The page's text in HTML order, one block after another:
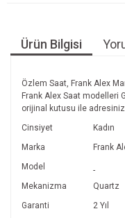
Ürün Bilgisi
Özlem Saat, Frank Alex
Frank Alex Saat modelleri
orijinal kutusu ile
Cinsiyet
Kadın
Marka
Frank
Model
-
Mekanizma
Quartz
Garanti
2 Yıl